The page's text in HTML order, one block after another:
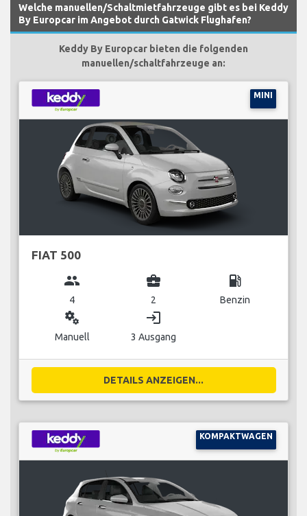
Welche manuellen/Schaltmietfahrzeuge gibt es bei Keddy
By Europcar im Angebot durch Gatwick Flughafen?
Keddy By Europcar bieten die folgenden
manuellen/schaltfahrzeuge an:
MINI
FIAT 500
group
4
business_center
2
local_gas_station
Benzin
miscellaneous_services
Manuell
login
3 Ausgang
DETAILS ANZEIGEN...
KOMPAKTWAGEN